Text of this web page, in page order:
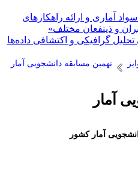
آماری و ارائه راهکارهای
و ذینفعان مختلف»
گرافیکی و اکتشافی داده‌ها
نهمین مسابقه دانشجویی آمار
آمار
آمار کشور